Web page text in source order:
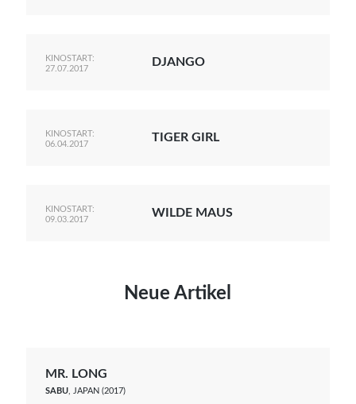
KINOSTART:
27.07.2017
DJANGO
KINOSTART:
06.04.2017
TIGER GIRL
KINOSTART:
09.03.2017
WILDE MAUS
Neue Artikel
MR. LONG
SABU, JAPAN (2017)